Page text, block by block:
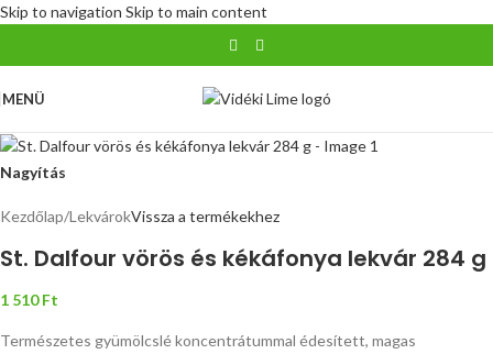
Skip to navigation Skip to main content
MENÜ
Nagyítás
Kezdőlap/LekvárokVissza a termékekhez
St. Dalfour vörös és kékáfonya lekvár 284 g
1 510Ft
Természetes gyümölcslé koncentrátummal édesített, magas